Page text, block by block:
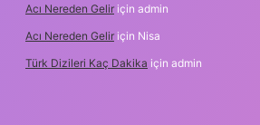
Acı Nereden Gelir için admin
Acı Nereden Gelir için Nisa
Türk Dizileri Kaç Dakika için admin